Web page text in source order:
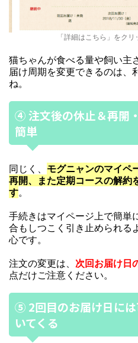
「詳細はこちら」をク
猫ちゃんが食べる量や飼い主
届け周期を変更できるのは、
ね。
④ 注文後の休止＆再開
簡単
同じく、 モグニャンのマイペ
再開、また定期コースの解約
す。
手続きはマイページ上で簡単
合もしつこく引き止められる
心です。
注文の変更は、 次回お届け日
点だけご注意ください。
⑤ 2回目のお届け日に
いてくる